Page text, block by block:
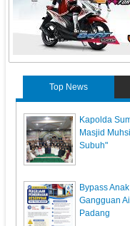
Top News
Kapolda
Masjid
Subuh"
Bypass
Gangguan
Padang